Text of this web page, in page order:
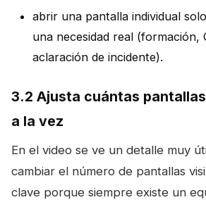
abrir una pantalla individual
una necesidad real (formación,
aclaración de incidente).
3.2 Ajusta cuántas
a la vez
En el video se ve un detalle muy
cambiar el número de pantallas
clave porque siempre existe un